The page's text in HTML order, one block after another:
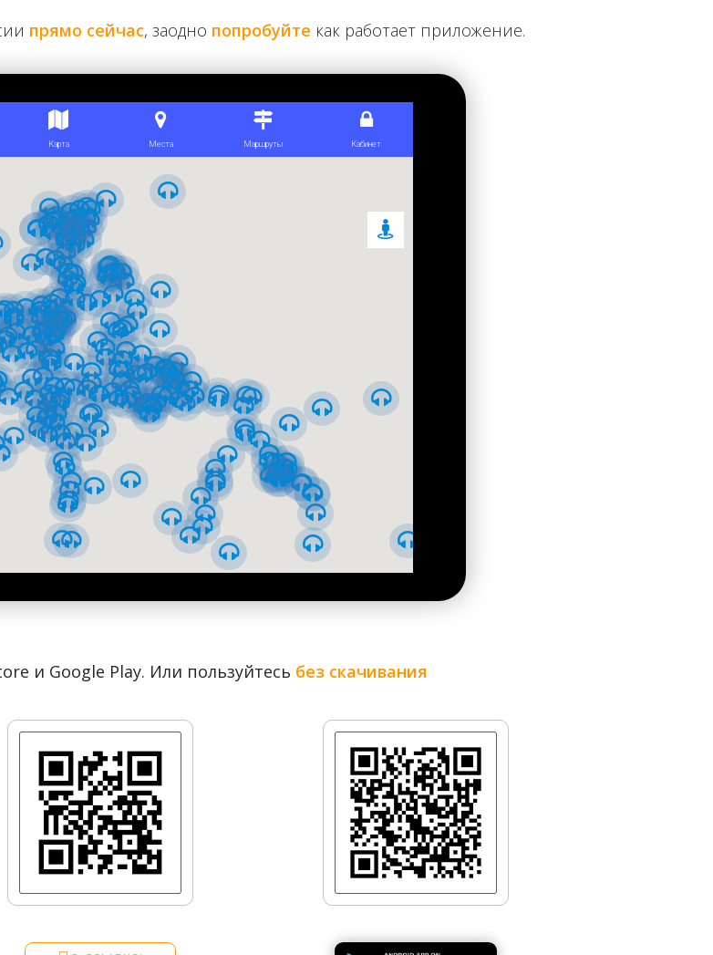
спуск
на Андреевский спуск
От Бессарабской площади на
Андреевский спуск
на Бессарабку через
По улице Владимирской (Площадь
Льва Толстого - Софийская площадь)
прямо сейчас, заодно попробуйте как работает приложение.
и Google Play. Или пользуйтесь без скачивания